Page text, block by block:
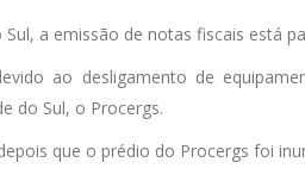
a emissão de notas fiscais está
ao desligamento de
do Sul, o Procergs.
que o prédio do Procergs foi